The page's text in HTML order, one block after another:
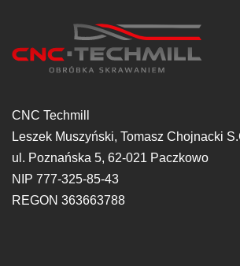
CNC Techmill
Leszek Muszyński, Tomasz Chojnacki
ul. Poznańska 5, 62-021 Paczkowo
NIP 777-325-85-43
REGON 363663788